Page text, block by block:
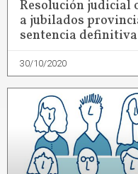
Resolución judicial
a jubilados
sentencia definitiva
30/10/2020